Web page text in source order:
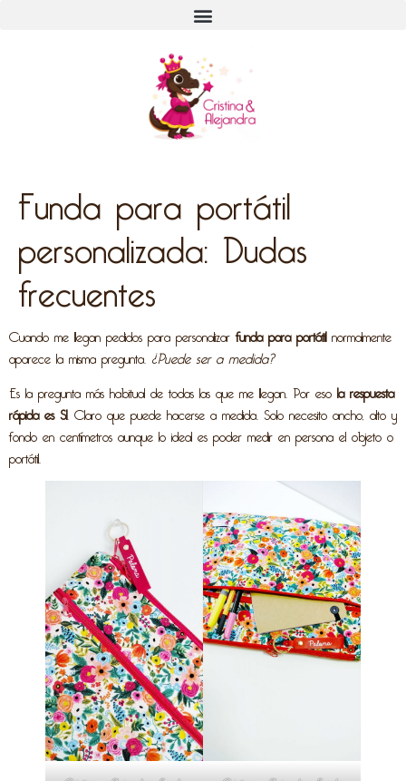
Funda para portátil
personalizada: Dudas
frecuentes
Cuando me llegan pedidos para personalizarfunda para portátilnormalmente
aparece la misma pregunta.¿Puede ser a medida?
Es la pregunta más habitual de todas las que me llegan. Por esola respuesta
rápida es SI. Claro que puede hacerse a medida. Solo necesito ancho, alto y
fondo en centímetros aunque lo ideal es poder medir en persona el objeto o
portátil.